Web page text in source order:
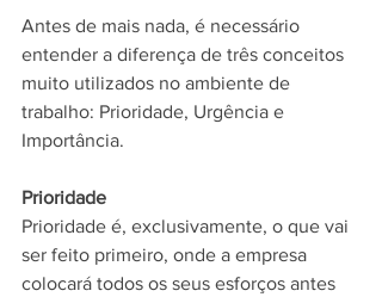
Antes de mais nada, é necessário
entender a diferença de três conceitos
muito utilizados no ambiente de
trabalho: Prioridade, Urgência e
Importância.
Prioridade
Prioridade é, exclusivamente, o que vai
ser feito primeiro, onde a empresa
colocará todos os seus esforços antes